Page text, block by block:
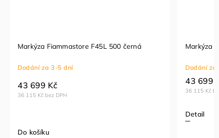
Markýza Fiammastore F45L 500 černá
Dodání za 3-5 dní
36 115 Kč bez DPH
43 699 Kč
Do košíku
Markýza
Dodání
36 115 Kč
43 699
Detail